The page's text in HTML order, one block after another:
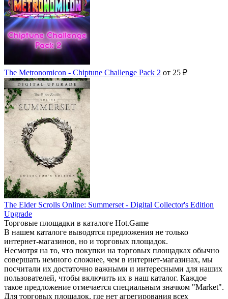
The Metronomicon - Chiptune Challenge Pack 2 от 25 ₽
The Elder Scrolls Online: Summerset - Digital Collector's Edition
Upgrade
Торговые площадки в каталоге Hot.Game
В нашем каталоге выводятся предложения не только
интернет-магазинов, но и торговых площадок.
Несмотря на то, что покупки на торговых площадках обычно
совершать немного сложнее, чем в интернет-магазинах, мы
посчитали их достаточно важными и интересными для наших
пользователей, чтобы включить их в наш каталог. Каждое
такое предложение отмечается специальным значком "Market".
Для торговых площадок, где нет агрегирования всех